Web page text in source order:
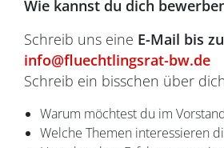
Wie kannst du dich
Schreib uns eine E-Mail bis
info@fluechtlingsrat-bw.de
Schreib ein bisschen über
Warum möchtest du im
Welche Themen interessieren